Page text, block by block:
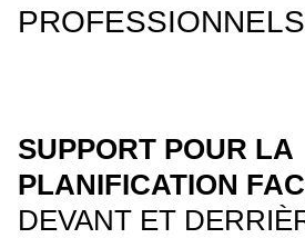
PROFESSIONNELS
SUPPORT POUR LA
PLANIFICATION
DEVANT ET